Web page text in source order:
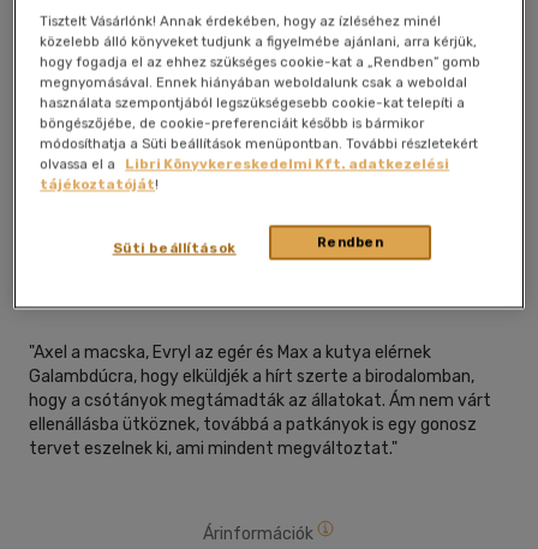
Kívánságlistához adom
(5 vélemény)
"Axel a macska, Evryl az egér és Max a kutya elérnek
Galambdúcra, hogy elküldjék a hírt szerte a birodalomban,
hogy a csótányok megtámadták az állatokat. Ám nem várt
ellenállásba ütköznek, továbbá a patkányok is egy gonosz
tervet eszelnek ki, ami mindent megváltoztat."
Árinformációk
Tisztelt Vásárlónk! Annak érdekében, hogy az ízléséhez minél
közelebb álló könyveket tudjunk a figyelmébe ajánlani, arra kérjük,
hogy fogadja el az ehhez szükséges cookie-kat a „Rendben” gomb
megnyomásával. Ennek hiányában weboldalunk csak a weboldal
használata szempontjából legszükségesebb cookie-kat telepíti a
böngészőjébe, de cookie-preferenciáit később is bármikor
módosíthatja a Süti beállítások menüpontban. További részletekért
olvassa el a
Libri Könyvkereskedelmi Kft. adatkezelési
tájékoztatóját!
Rendben
Süti beállítások